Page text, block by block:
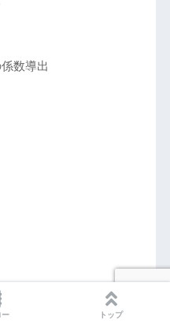
数導出
ー トップ